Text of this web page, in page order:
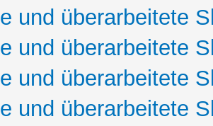
und überarbeitete
und überarbeitete
und überarbeitete
und überarbeitete